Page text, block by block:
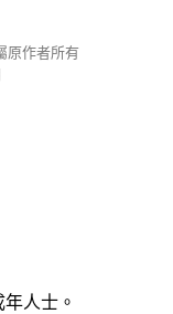
原作者所有
人士。